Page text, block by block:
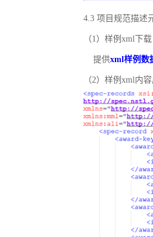
4.3 项目规范描述
（1）样例xml下载
提供xml样例数
（2）样例xml内